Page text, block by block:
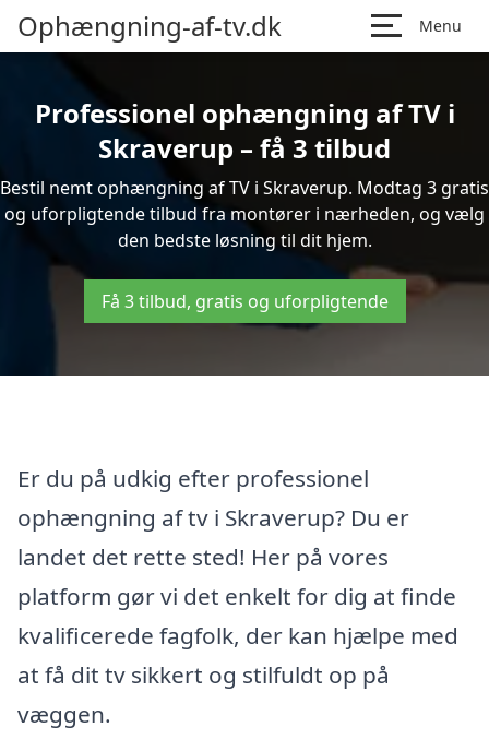
Ophængning-af-tv.dk Menu
Professionel ophængning af TV i
Skraverup – få 3 tilbud
Bestil nemt ophængning af TV i Skraverup. Modtag 3 gratis
og uforpligtende tilbud fra montører i nærheden, og vælg
den bedste løsning til dit hjem.
Få 3 tilbud, gratis og uforpligtende
Er du på udkig efter professionel
ophængning af tv i Skraverup? Du er
landet det rette sted! Her på vores
platform gør vi det enkelt for dig at finde
kvalificerede fagfolk, der kan hjælpe med
at få dit tv sikkert og stilfuldt op på
væggen.